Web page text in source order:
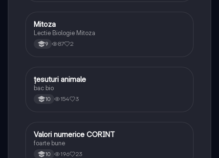
Biologie
Mitoza
Lectie Biologie Mitoza
9 87 2
Biologie
țesuturi animale
bac bio
10 154 3
Biologie
Valori numerice CORINT
foarte bune
10 196 23